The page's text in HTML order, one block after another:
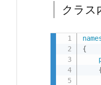
定
す
る
場
合
クラス
{